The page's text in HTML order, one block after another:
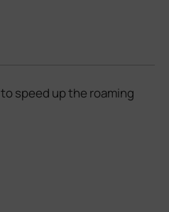
speed up the roaming